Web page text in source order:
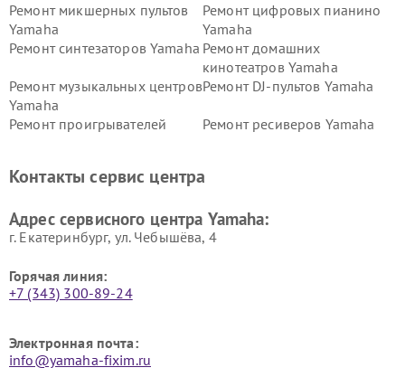
Ремонт микшерных пультов
Yamaha
Ремонт цифровых пианино
Yamaha
Ремонт синтезаторов Yamaha Ремонт домашних
кинотеатров Yamaha
Ремонт музыкальных центров
Yamaha
Ремонт DJ-пультов Yamaha
Ремонт проигрывателей
Ремонт ресиверов Yamaha
Yamaha
Yamaha
Контакты сервис центра
Адрес сервисного центра Yamaha:
г. Екатеринбург, ул. Чебышёва, 4
Горячая линия:
+7 (343) 300-89-24
Электронная почта:
info@yamaha-fixim.ru